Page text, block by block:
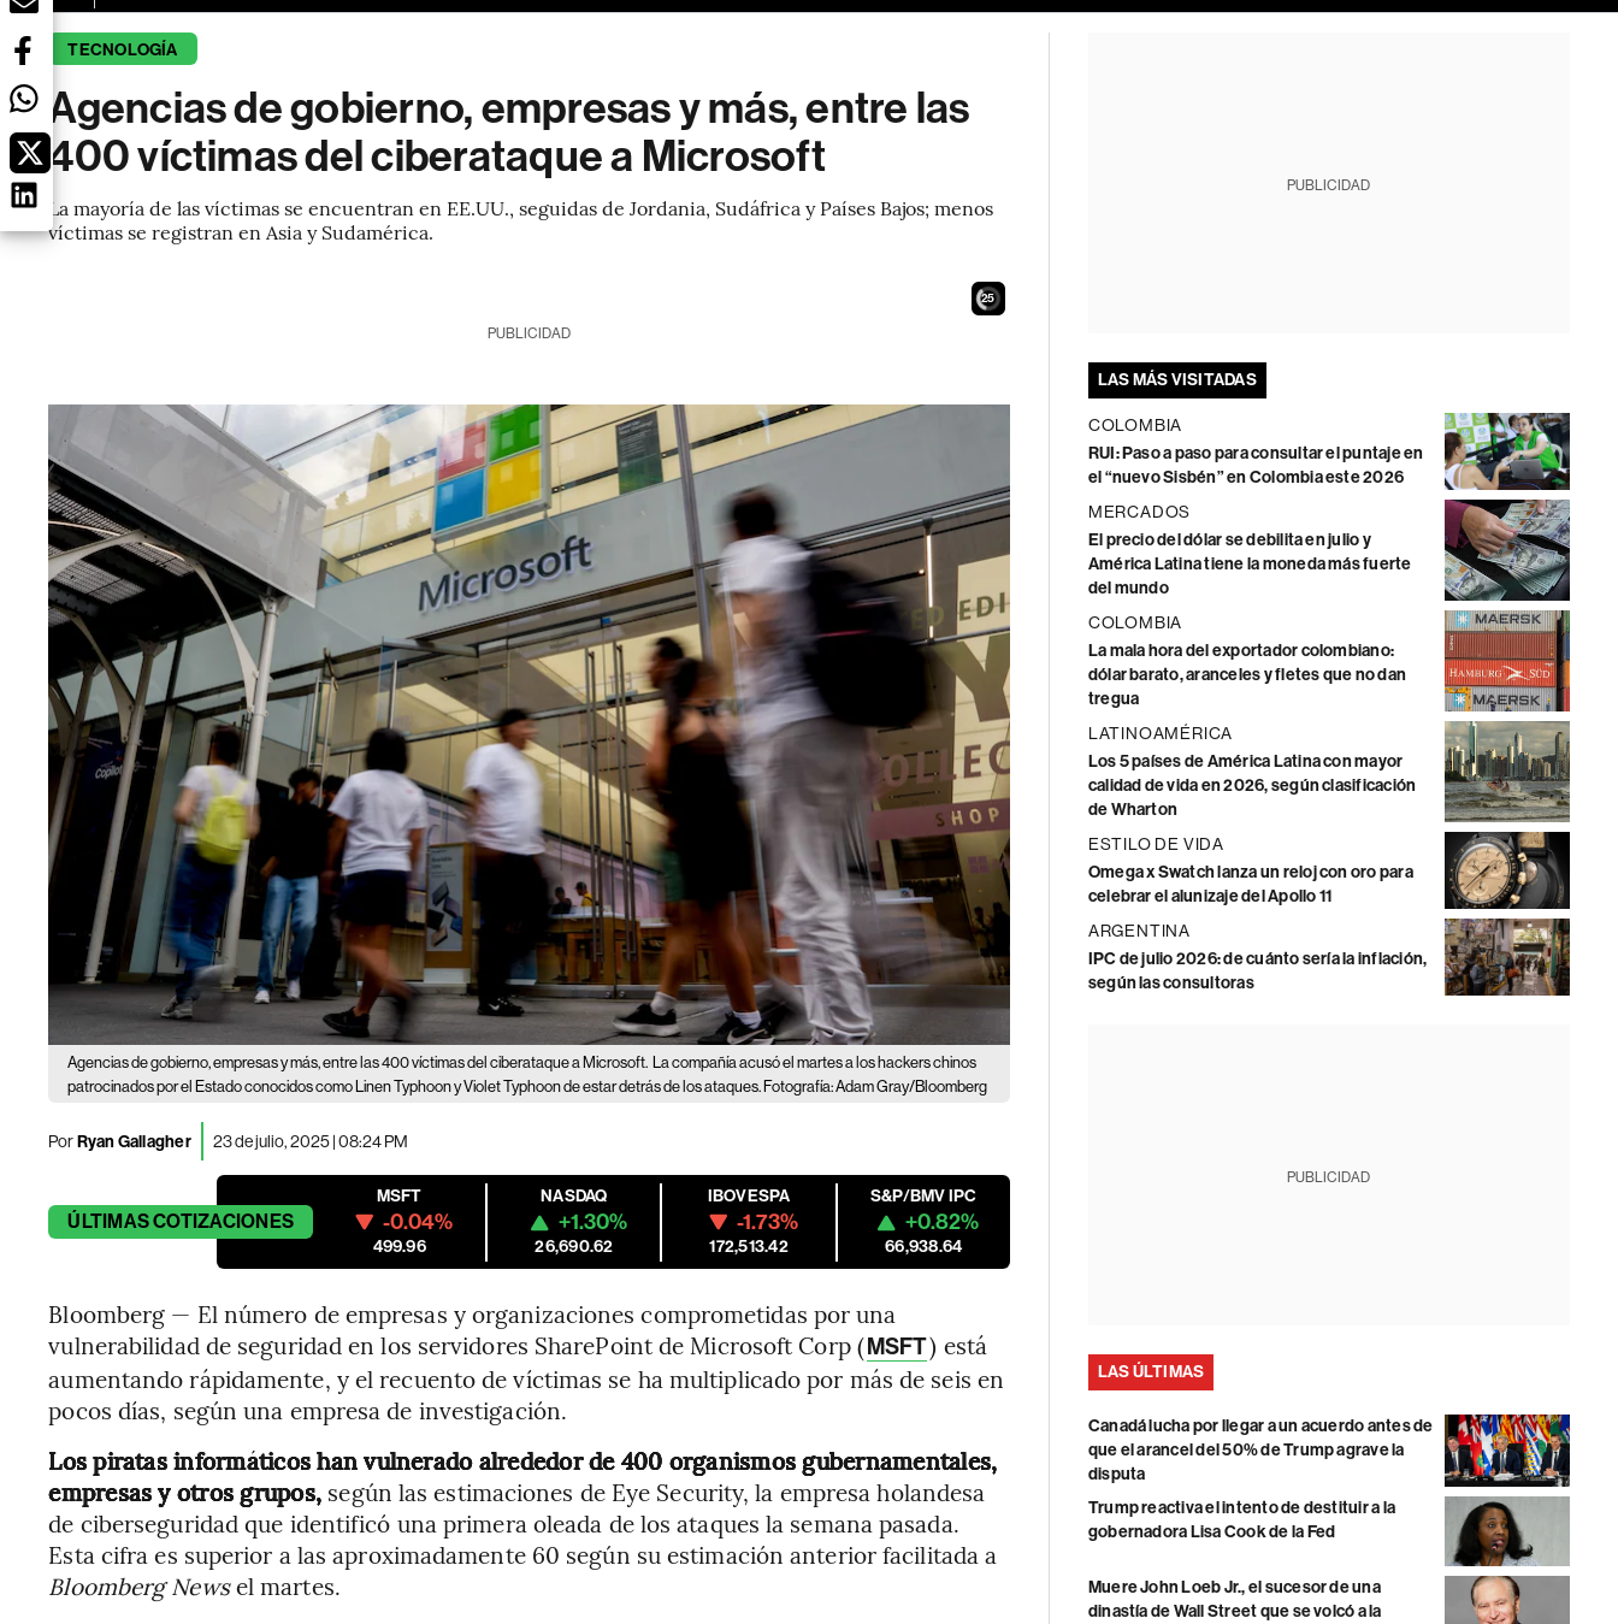
TECNOLOGÍA
Agencias de gobierno, empresas y más, entre las
400 víctimas del ciberataque a Microsoft
La mayoría de las víctimas se encuentran en EE.UU., seguidas de Jordania, Sudáfrica y Países Bajos; menos
víctimas se registran en Asia y Sudamérica.
24
PUBLICIDAD
Agencias de gobierno, empresas y más, entre las 400 víctimas del ciberataque a Microsoft. La compañía acusó el martes a los hackers chinos
patrocinados por el Estado conocidos como Linen Typhoon y Violet Typhoon de estar detrás de los ataques. Fotografía: Adam Gray/Bloomberg
PorRyan Gallagher 23 de julio, 2025 | 08:24 PM
ÚLTIMASCOTIZACIONES
MSFT
-0.04%
499.96
NASDAQ
+1.30%
26,690.62
IBOVESPA
-1.73%
172,513.42
S&P/BMV IPC
+0.82%
66,938.64
Bloomberg — El número de empresas y organizaciones comprometidas por una
vulnerabilidad de seguridad en los servidores SharePoint de Microsoft Corp (MSFT) está
aumentando rápidamente, y el recuento de víctimas se ha multiplicado por más de seis en
pocos días, según una empresa de investigación.
Los piratas informáticos han vulnerado alrededor de 400 organismos gubernamentales,
empresas y otros grupos, según las estimaciones de Eye Security, la empresa holandesa
de ciberseguridad que identificó una primera oleada de los ataques la semana pasada.
Esta cifra es superior a las aproximadamente 60 según su estimación anterior facilitada a
Bloomberg Newsel martes.
PUBLICIDAD
LAS MÁS VISITADAS
COLOMBIA
RUI: Paso a paso para consultar el puntaje en
el “nuevo Sisbén” en Colombia este 2026
MERCADOS
El precio del dólar se debilita en julio y
América Latina tiene la moneda más fuerte
del mundo
COLOMBIA
La mala hora del exportador colombiano:
dólar barato, aranceles y fletes que no dan
tregua
LATINOAMÉRICA
Los 5 países de América Latina con mayor
calidad de vida en 2026, según clasificación
de Wharton
ESTILO DE VIDA
Omega x Swatch lanza un reloj con oro para
celebrar el alunizaje del Apollo 11
ARGENTINA
IPC de julio 2026: de cuánto sería la inflación,
según las consultoras
PUBLICIDAD
LAS ÚLTIMAS
Canadá lucha por llegar a un acuerdo antes de
que el arancel del 50% de Trump agrave la
disputa
Trump reactiva el intento de destituir a la
gobernadora Lisa Cook de la Fed
Muere John Loeb Jr., el sucesor de una
dinastía de Wall Street que se volcó a la